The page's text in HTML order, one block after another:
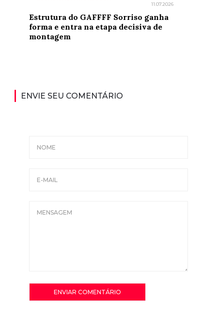
11.07.2026
Estrutura do GAFFFF Sorriso ganha
forma e entra na etapa decisiva de
montagem
ENVIE SEU COMENTÁRIO